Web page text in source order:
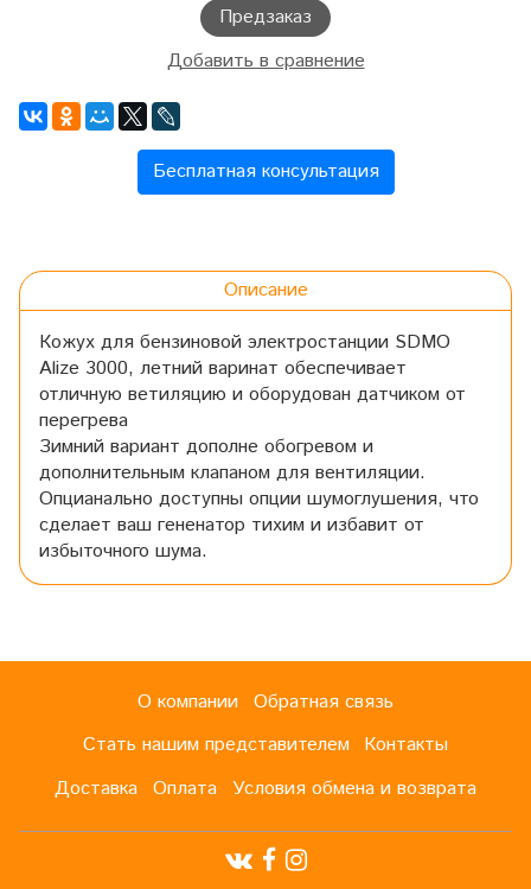
Предзаказ
Добавить в сравнение
Бесплатная консультация
Описание
Кожух для бензиновой электростанции SDMO
Alize 3000, летний варинат обеспечивает
отличную ветиляцию и оборудован датчиком от
перегрева
Зимний вариант дополне обогревом и
дополнительным клапаном для вентиляции.
Опцианально доступны опции шумоглушения, что
сделает ваш гененатор тихим и избавит от
избыточного шума.
О компании Обратная связь
Стать нашим представителем Контакты
Доставка Оплата Условия обмена и возврата